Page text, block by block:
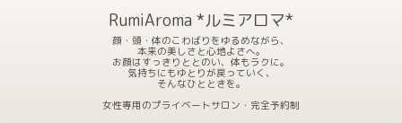
RumiAroma *ルミアロマ*
顔・頭・体のこわばりをゆるめながら、
本来の美しさと心地よさへ。
お顔はすっきりととのい、体もラクに。
気持ちにもゆとりが戻っていく、
そんなひとときを。
女性専用のプライベートサロン・完全予約制